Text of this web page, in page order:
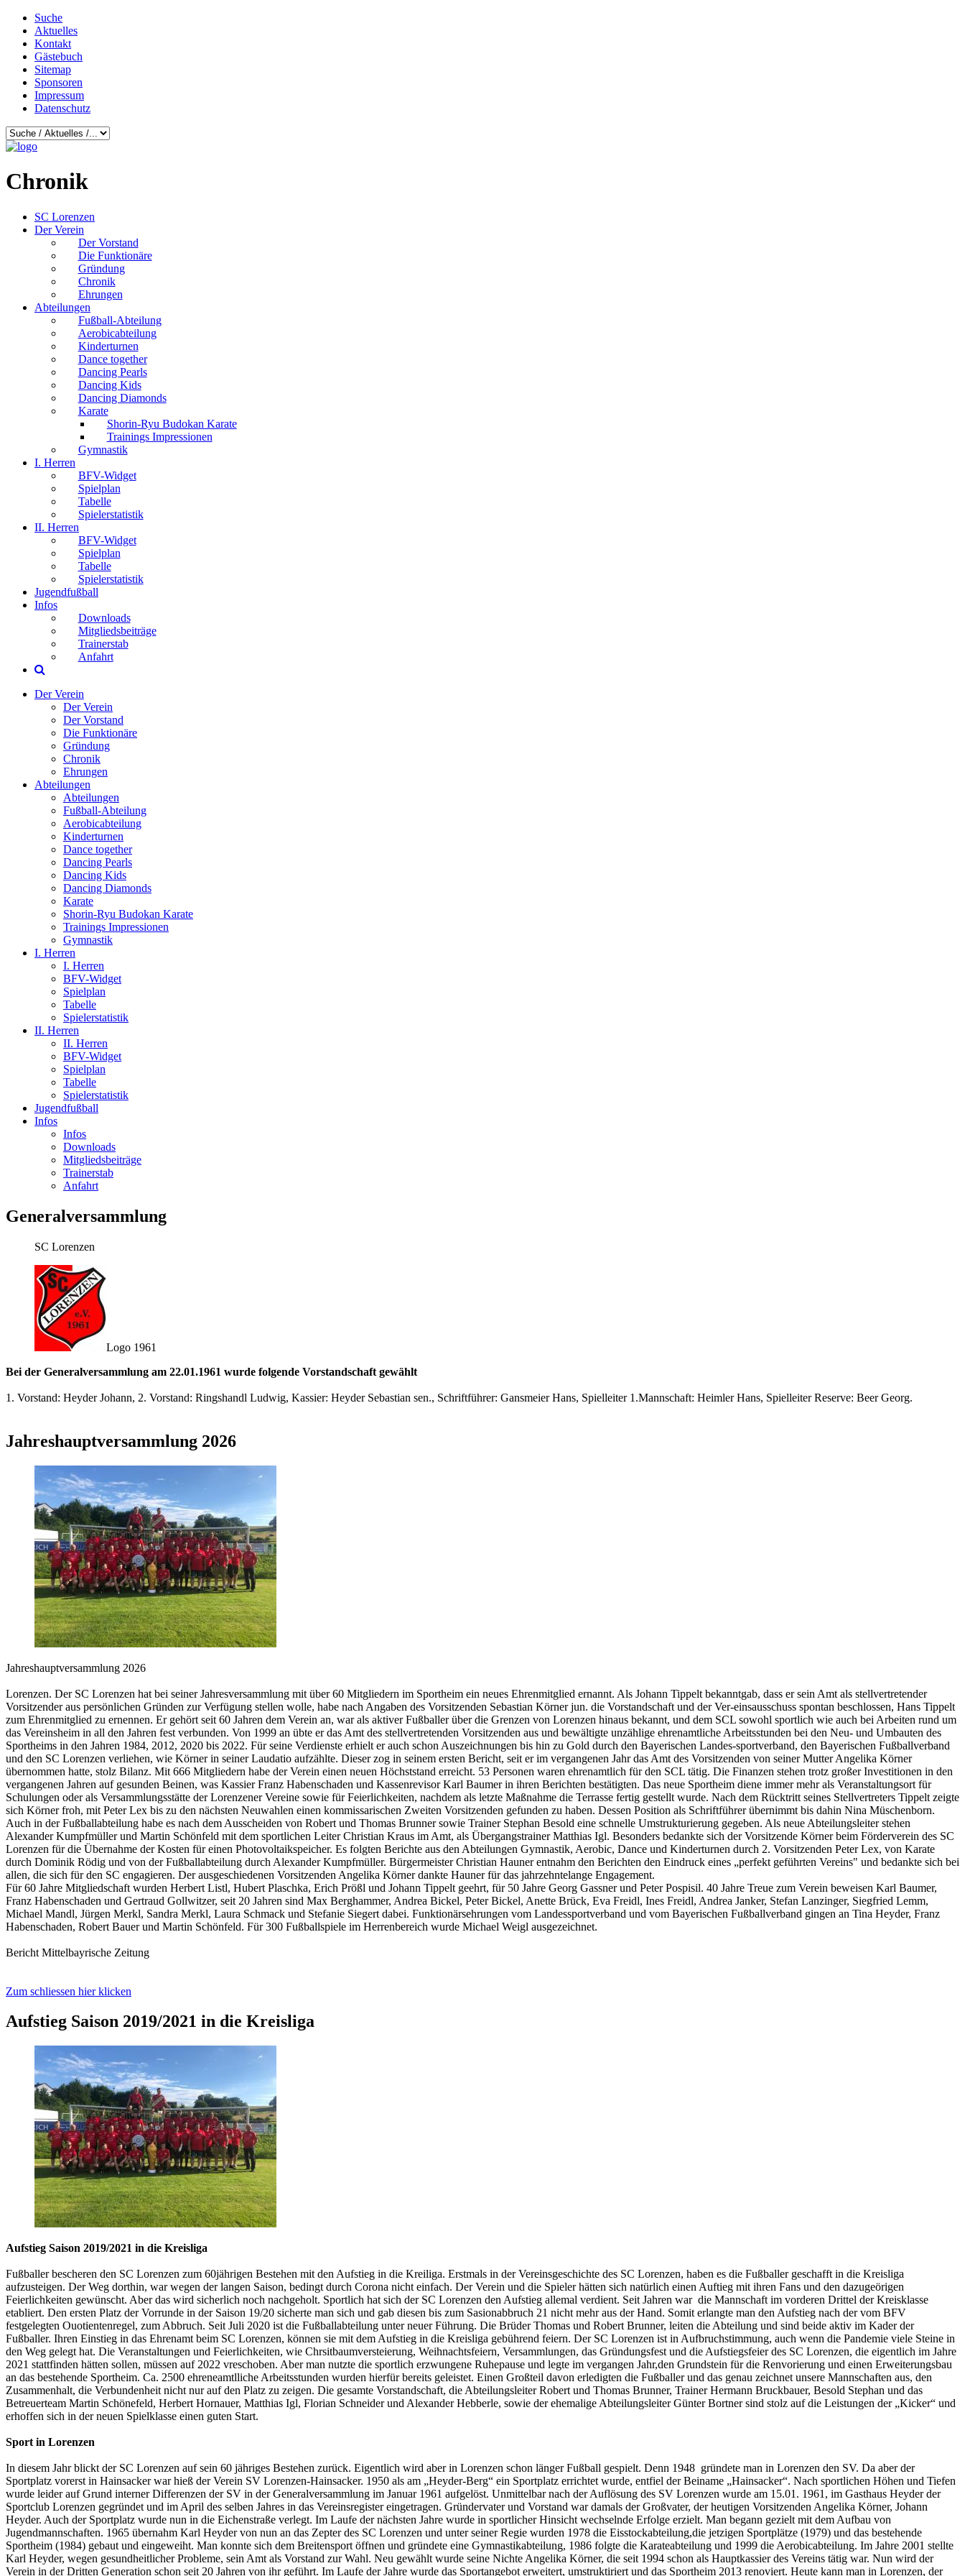
Suche
Aktuelles
Kontakt
Gästebuch
Sitemap
Sponsoren
Impressum
Datenschutz
Chronik
SC Lorenzen
Der Verein
Der Vorstand
Die Funktionäre
Gründung
Chronik
Ehrungen
Abteilungen
Fußball-Abteilung
Aerobicabteilung
Kinderturnen
Dance together
Dancing Pearls
Dancing Kids
Dancing Diamonds
Karate
Shorin-Ryu Budokan Karate
Trainings Impressionen
Gymnastik
I. Herren
BFV-Widget
Spielplan
Tabelle
Spielerstatistik
II. Herren
BFV-Widget
Spielplan
Tabelle
Spielerstatistik
Jugendfußball
Infos
Downloads
Mitgliedsbeiträge
Trainerstab
Anfahrt
Der Verein
Der Verein
Der Vorstand
Die Funktionäre
Gründung
Chronik
Ehrungen
Abteilungen
Abteilungen
Fußball-Abteilung
Aerobicabteilung
Kinderturnen
Dance together
Dancing Pearls
Dancing Kids
Dancing Diamonds
Karate
Shorin-Ryu Budokan Karate
Trainings Impressionen
Gymnastik
I. Herren
I. Herren
BFV-Widget
Spielplan
Tabelle
Spielerstatistik
II. Herren
II. Herren
BFV-Widget
Spielplan
Tabelle
Spielerstatistik
Jugendfußball
Infos
Infos
Downloads
Mitgliedsbeiträge
Trainerstab
Anfahrt
Generalversammlung
SC Lorenzen
Logo 1961
Bei der Generalversammlung am 22.01.1961 wurde folgende Vorstandschaft gewählt
1. Vorstand: Heyder Johann, 2. Vorstand: Ringshandl Ludwig, Kassier: Heyder Sebastian sen., Schriftführer: Gansmeier Hans, Spielleiter 1.Mannschaft: Heimler Hans, Spielleiter Reserve: Beer Georg.
Jahreshauptversammlung 2026
Jahreshauptversammlung 2026
Lorenzen. Der SC Lorenzen hat bei seiner Jahresversammlung mit über 60 Mitgliedern im Sportheim ein neues Ehrenmitglied ernannt. Als Johann Tippelt bekanntgab, dass er sein Amt als stellvertretender
Vorsitzender aus persönlichen Gründen zur Verfügung stellen wolle, habe nach Angaben des Vorsitzenden Sebastian Körner jun. die Vorstandschaft und der Ver-einsausschuss spontan beschlossen, Hans Tippelt
zum Ehrenmitglied zu ernennen. Er gehört seit 60 Jahren dem Verein an, war als aktiver Fußballer über die Grenzen von Lorenzen hinaus bekannt, und dem SCL sowohl sportlich wie auch bei Arbeiten rund um
das Vereinsheim in all den Jahren fest verbunden. Von 1999 an übte er das Amt des stellvertretenden Vorsitzenden aus und bewältigte unzählige ehrenamtliche Arbeitsstunden bei den Neu- und Umbauten des
Sportheims in den Jahren 1984, 2012, 2020 bis 2022. Für seine Verdienste erhielt er auch schon Auszeichnungen bis hin zu Gold durch den Bayerischen Landes-sportverband, den Bayerischen Fußballverband
und den SC Lorenzen verliehen, wie Körner in seiner Laudatio aufzählte. Dieser zog in seinem ersten Bericht, seit er im vergangenen Jahr das Amt des Vorsitzenden von seiner Mutter Angelika Körner
übernommen hatte, stolz Bilanz. Mit 666 Mitgliedern habe der Verein einen neuen Höchststand erreicht. 53 Personen waren ehrenamtlich für den SCL tätig. Die Finanzen stehen trotz großer Investitionen in den
vergangenen Jahren auf gesunden Beinen, was Kassier Franz Habenschaden und Kassenrevisor Karl Baumer in ihren Berichten bestätigten. Das neue Sportheim diene immer mehr als Veranstaltungsort für
Schulungen oder als Versammlungsstätte der Lorenzener Vereine sowie für Feierlichkeiten, nachdem als letzte Maßnahme die Terrasse fertig gestellt wurde. Nach dem Rücktritt seines Stellvertreters Tippelt zeigte
sich Körner froh, mit Peter Lex bis zu den nächsten Neuwahlen einen kommissarischen Zweiten Vorsitzenden gefunden zu haben. Dessen Position als Schriftführer übernimmt bis dahin Nina Müschenborn.
Auch in der Fußballabteilung habe es nach dem Ausscheiden von Robert und Thomas Brunner sowie Trainer Stephan Besold eine schnelle Umstrukturierung gegeben. Als neue Abteilungsleiter stehen
Alexander Kumpfmüller und Martin Schönfeld mit dem sportlichen Leiter Christian Kraus im Amt, als Übergangstrainer Matthias Igl. Besonders bedankte sich der Vorsitzende Körner beim Förderverein des SC
Lorenzen für die Übernahme der Kosten für einen Photovoltaikspeicher. Es folgten Berichte aus den Abteilungen Gymnastik, Aerobic, Dance und Kinderturnen durch 2. Vorsitzenden Peter Lex, von Karate
durch Dominik Rödig und von der Fußballabteilung durch Alexander Kumpfmüller. Bürgermeister Christian Hauner entnahm den Berichten den Eindruck eines „perfekt geführten Vereins" und bedankte sich bei
allen, die sich für den SC engagieren. Der ausgeschiedenen Vorsitzenden Angelika Körner dankte Hauner für das jahrzehntelange Engagement.
Für 60 Jahre Mitgliedschaft wurden Herbert Listl, Hubert Plaschka, Erich Prößl und Johann Tippelt geehrt, für 50 Jahre Georg Gassner und Peter Pospisil. 40 Jahre Treue zum Verein beweisen Karl Baumer,
Franz Habenschaden und Gertraud Gollwitzer, seit 20 Jahren sind Max Berghammer, Andrea Bickel, Peter Bickel, Anette Brück, Eva Freidl, Ines Freidl, Andrea Janker, Stefan Lanzinger, Siegfried Lemm,
Michael Mandl, Jürgen Merkl, Sandra Merkl, Laura Schmack und Stefanie Siegert dabei. Funktionärsehrungen vom Landessportverband und vom Bayerischen Fußballverband gingen an Tina Heyder, Franz
Habenschaden, Robert Bauer und Martin Schönfeld. Für 300 Fußballspiele im Herrenbereich wurde Michael Weigl ausgezeichnet.
Bericht Mittelbayrische Zeitung
Zum schliessen hier klicken
Aufstieg Saison 2019/2021 in die Kreisliga
Aufstieg Saison 2019/2021 in die Kreisliga
Fußballer bescheren den SC Lorenzen zum 60jährigen Bestehen mit den Aufstieg in die Kreiliga. Erstmals in der Vereinsgeschichte des SC Lorenzen, haben es die Fußballer geschafft in die Kreisliga
aufzusteigen. Der Weg dorthin, war wegen der langen Saison, bedingt durch Corona nicht einfach. Der Verein und die Spieler hätten sich natürlich einen Auftieg mit ihren Fans und den dazugeörigen
Feierlichkeiten gewünscht. Aber das wird sicherlich noch nachgeholt. Sportlich hat sich der SC Lorenzen den Aufstieg allemal verdient. Seit Jahren war die Mannschaft im vorderen Drittel der Kreisklasse
etabliert. Den ersten Platz der Vorrunde in der Saison 19/20 sicherte man sich und gab diesen bis zum Sasionabbruch 21 nicht mehr aus der Hand. Somit erlangte man den Aufstieg nach der vom BFV
festgelegten Ouotientenregel, zum Abbruch. Seit Juli 2020 ist die Fußballabteilung unter neuer Führung. Die Brüder Thomas und Robert Brunner, leiten die Abteilung und sind beide aktiv im Kader der
Fußballer. Ihren Einstieg in das Ehrenamt beim SC Lorenzen, können sie mit dem Aufstieg in die Kreisliga gebührend feiern. Der SC Lorenzen ist in Aufbruchstimmung, auch wenn die Pandemie viele Steine in
den Weg gelegt hat. Die Veranstaltungen und Feierlichkeiten, wie Chrsitbaumversteierung, Weihnachtsfeiern, Versammlungen, das Gründungsfest und die Aufstiegsfeier des SC Lorenzen, die eigentlich im Jahre
2021 stattfinden hätten sollen, müssen auf 2022 vreschoben. Aber man nutzte die sportlich erzwungene Ruhepause und legte im vergangen Jahr,den Grundstein für die Renvorierung und einen Erweiterungsbau
an das bestehende Sportheim. Ca. 2500 ehreneamtlliche Arbeitsstunden wurden hierfür bereits geleistet. Einen Großteil davon erledigten die Fußballer und das genau zeichnet unsere Mannschaften aus, den
Zusammenhalt, die Verbundenheit nicht nur auf den Platz zu zeigen. Die gesamte Vorstandschaft, die Abteilungsleiter Robert und Thomas Brunner, Trainer Hermann Bruckbauer, Besold Stephan und das
Betreuerteam Martin Schönefeld, Herbert Hornauer, Matthias Igl, Florian Schneider und Alexander Hebberle, sowie der ehemalige Abteilungsleiter Günter Bortner sind stolz auf die Leistungen der „Kicker“ und
erhoffen sich in der neuen Spielklasse einen guten Start.
Sport in Lorenzen
In diesem Jahr blickt der SC Lorenzen auf sein 60 jähriges Bestehen zurück. Eigentlich wird aber in Lorenzen schon länger Fußball gespielt. Denn 1948 gründete man in Lorenzen den SV. Da aber der
Sportplatz vorerst in Hainsacker war hieß der Verein SV Lorenzen-Hainsacker. 1950 als am „Heyder-Berg“ ein Sportplatz errichtet wurde, entfiel der Beiname „Hainsacker“. Nach sportlichen Höhen und Tiefen
wurde leider auf Grund interner Differenzen der SV in der Generalversammlung im Januar 1961 aufgelöst. Unmittelbar nach der Auflösung des SV Lorenzen wurde am 15.01. 1961, im Gasthaus Heyder der
Sportclub Lorenzen gegründet und im April des selben Jahres in das Vereinsregister eingetragen. Gründervater und Vorstand war damals der Großvater, der heutigen Vorsitzenden Angelika Körner, Johann
Heyder. Auch der Sportplatz wurde nun in die Eichenstraße verlegt. Im Laufe der nächsten Jahre wurde in sportlicher Hinsicht wechselnde Erfolge erzielt. Man begann gezielt mit dem Aufbau von
Jugendmannschaften. 1965 übernahm Karl Heyder von nun an das Zepter des SC Lorenzen und unter seiner Regie wurden 1978 die Eisstockabteilung,die jetzigen Sportplätze (1979) und das bestehende
Sportheim (1984) gebaut und eingeweiht. Man konnte sich dem Breitensport öffnen und gründete eine Gymnastikabteilung, 1986 folgte die Karateabteilung und 1999 die Aerobicabteilung. Im Jahre 2001 stellte
Karl Heyder, wegen gesundheitlicher Probleme, sein Amt als Vorstand zur Wahl. Neu gewählt wurde seine Nichte Angelika Körner, die seit 1994 schon als Hauptkassier des Vereins tätig war. Nun wird der
Verein in der Dritten Generation schon seit 20 Jahren von ihr geführt. Im Laufe der Jahre wurde das Sportangebot erweitert, umstruktiriert und das Sportheim 2013 renoviert. Heute kann man in Lorenzen, der